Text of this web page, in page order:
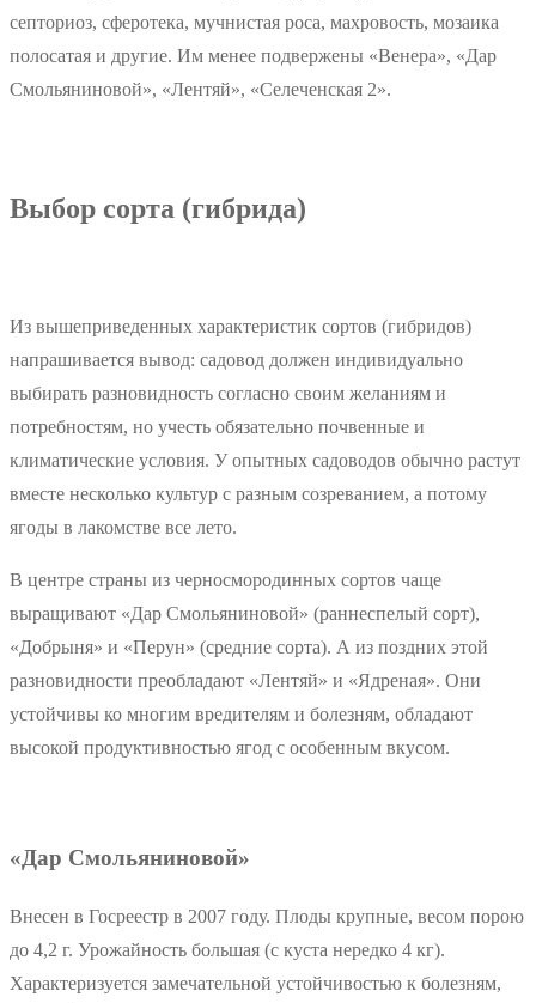
септориоз, сферотека, мучнистая роса, махровость, мозаика
полосатая и другие. Им менее подвержены «Венера», «Дар
Смольяниновой», «Лентяй», «Селеченская 2».
Выбор сорта (гибрида)
Из вышеприведенных характеристик сортов (гибридов)
напрашивается вывод: садовод должен индивидуально
выбирать разновидность согласно своим желаниям и
потребностям, но учесть обязательно почвенные и
климатические условия. У опытных садоводов обычно растут
вместе несколько культур с разным созреванием, а потому
ягоды в лакомстве все лето.
В центре страны из черносмородинных сортов чаще
выращивают «Дар Смольяниновой» (раннеспелый сорт),
«Добрыня» и «Перун» (средние сорта). А из поздних этой
разновидности преобладают «Лентяй» и «Ядреная». Они
устойчивы ко многим вредителям и болезням, обладают
высокой продуктивностью ягод с особенным вкусом.
«Дар Смольяниновой»
Внесен в Госреестр в 2007 году. Плоды крупные, весом порою
до 4,2 г. Урожайность большая (с куста нередко 4 кг).
Характеризуется замечательной устойчивостью к болезням,